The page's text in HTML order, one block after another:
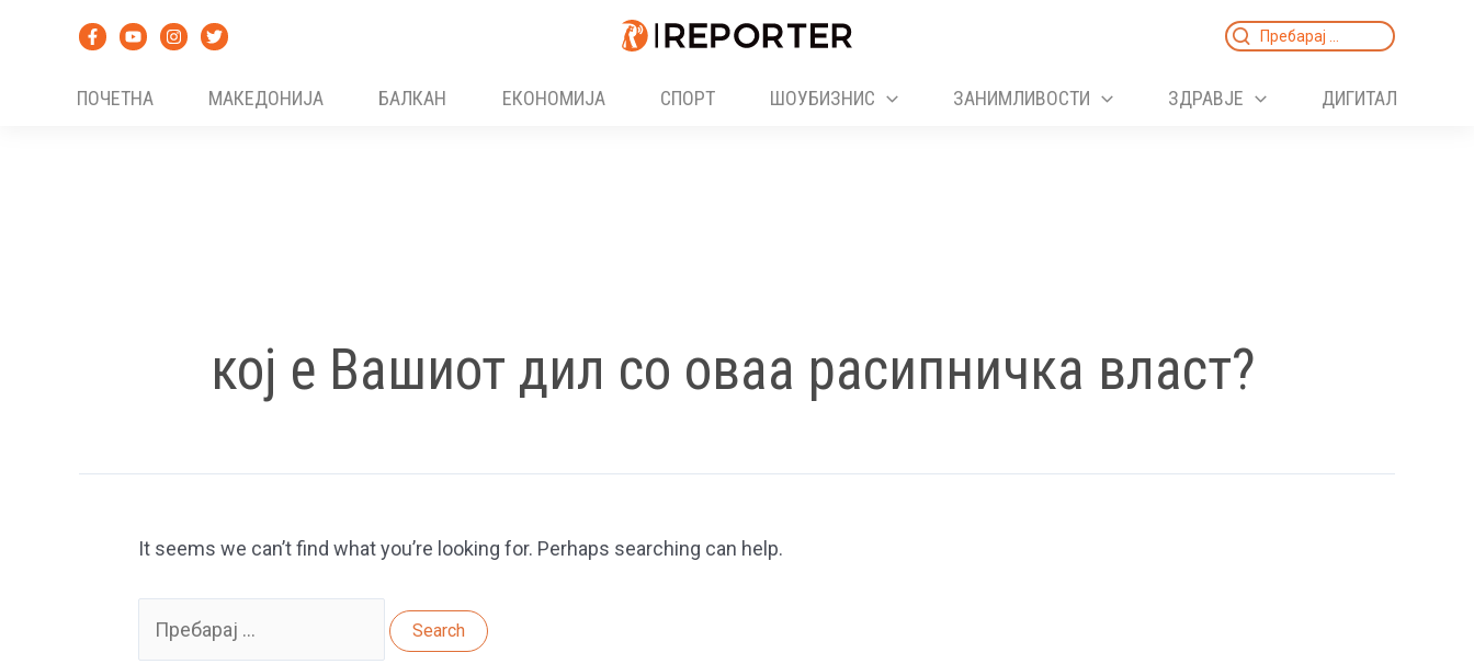
Search
ПОЧЕТНА
МАКЕДОНИЈА БАЛКАН ЕКОНОМИЈА СПОРТ ШОУБИЗНИС ЗАНИМЛИВОСТИ ЗДРАВЈЕ ДИГИТАЛ
кој е Вашиот дил со оваа расипничка власт?
It seems we can’t find what you’re looking for. Perhaps searching can help.
for: